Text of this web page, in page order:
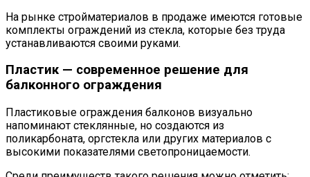
На рынке стройматериалов в продаже имеются готовые
комплекты ограждений из стекла, которые без труда
устанавливаются своими руками.
Пластик — современное решение для
балконного ограждения
Пластиковые ограждения балконов визуально
напоминают стеклянные, но создаются из
поликарбоната, оргстекла или других материалов с
высокими показателями светопроницаемости.